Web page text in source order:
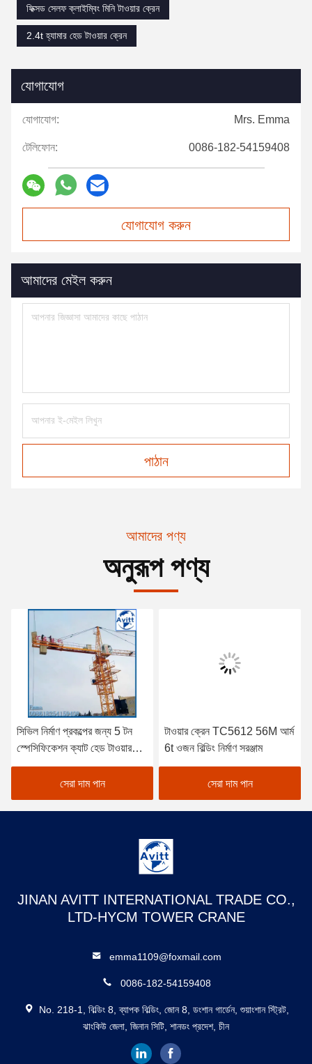
ফিক্সড সেলফ ক্লাইম্বিং মিনি টাওয়ার ক্রেন
2.4t হ্যামার হেড টাওয়ার ক্রেন
যোগাযোগ
যোগাযোগ: Mrs. Emma
টেলিফোন: 0086-182-54159408
যোগাযোগ করুন
আমাদের মেইল করুন
পাঠান
আমাদের পণ্য
অনুরূপ পণ্য
সিভিল নির্মাণ প্রকল্পের জন্য 5 টন
স্পেসিফিকেশন ক্যাট হেড টাওয়ার
ক্রেন
সেরা দাম পান
টাওয়ার ক্রেন TC5612 56M আর্ম
6t ওজন বিল্ডিং নির্মাণ সরঞ্জাম
সেরা দাম পান
JINAN AVITT INTERNATIONAL TRADE CO.,
LTD-HYCM TOWER CRANE
emma1109@foxmail.com
0086-182-54159408
No. 218-1, বিল্ডিং 8, ব্যাপক বিল্ডিং, জোন 8, ডংশান গার্ডেন, শুয়াংশান স্ট্রিট,
ঝাংকিউ জেলা, জিনান সিটি, শানডং প্রদেশ, চীন